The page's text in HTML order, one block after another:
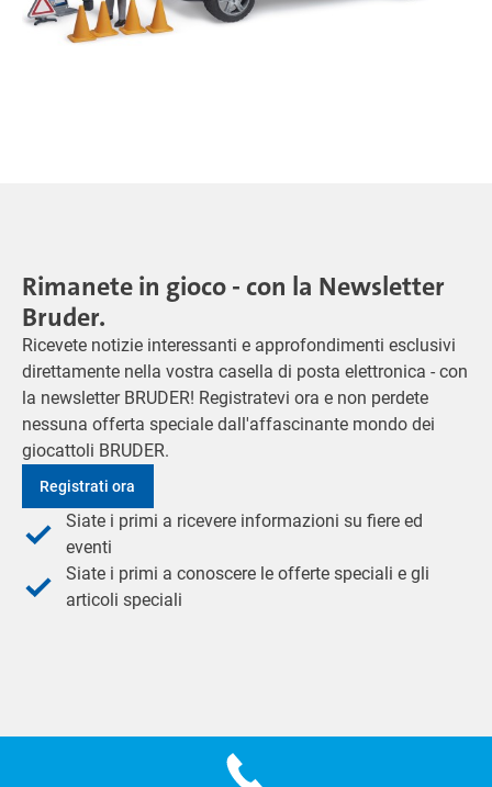
Rimanete in gioco - con la Newsletter
Bruder.
Ricevete notizie interessanti e approfondimenti esclusivi
direttamente nella vostra casella di posta elettronica - con
la newsletter BRUDER! Registratevi ora e non perdete
nessuna offerta speciale dall'affascinante mondo dei
giocattoli BRUDER.
Registrati ora
Siate i primi a ricevere informazioni su fiere ed
eventi
Siate i primi a conoscere le offerte speciali e gli
articoli speciali